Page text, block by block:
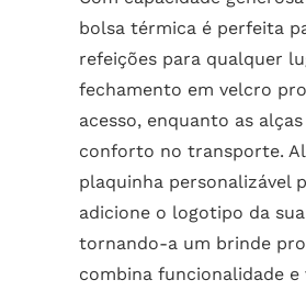
bolsa térmica é perfeita
refeições para qualquer
fechamento em velcro
acesso, enquanto as
conforto no transporte.
plaquinha personalizável
adicione o logotipo da
tornando-a um brinde
combina funcionalidade e